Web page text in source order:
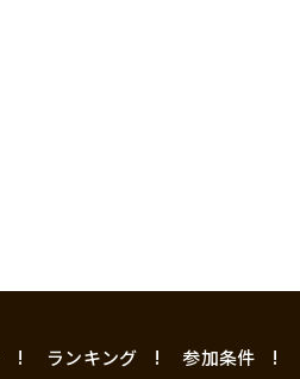
ランキング 参加条件